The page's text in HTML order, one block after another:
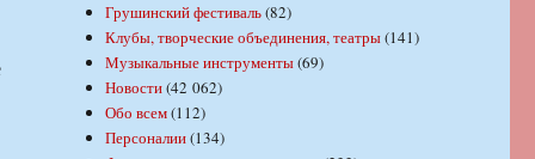
Грушинский фестиваль(82)
Клубы, творческие объединения, театры(141)
Музыкальные инструменты(69)
Новости(42 062)
Обо всем(112)
Персоналии(134)